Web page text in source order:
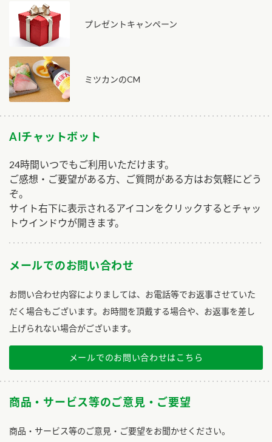
プレゼントキャンペーン
ミツカンのCM
AIチャットボット
24時間いつでもご利用いただけます。
ご感想・ご要望がある方、ご質問がある方はお気軽にどう
ぞ。
サイト右下に表示されるアイコンをクリックするとチャッ
トウインドウが開きます。
メールでのお問い合わせ
お問い合わせ内容によりましては、お電話等でお返事させていた
だく場合もございます。お時間を頂戴する場合や、お返事を差し
上げられない場合がございます。
メールでのお問い合わせはこちら
商品・サービス等のご意見・ご要望
商品・サービス等のご意見・ご要望をお聞かせください。